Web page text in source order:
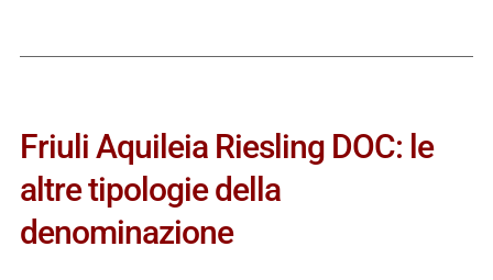
Friuli Aquileia Riesling DOC: le
altre tipologie della
denominazione